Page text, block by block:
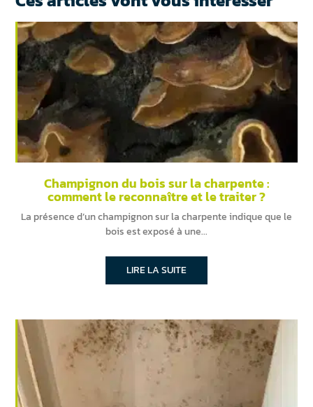
Champignon du bois sur la charpente :
comment le reconnaître et le traiter ?
La présence d’un champignon sur la charpente indique que le
bois est exposé à une
LIRE LA SUITE